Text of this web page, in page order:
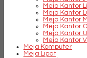
Meja Kantor
Meja Kantor
Meja Kantor
Meja Kantor
Meja Kantor
Meja Kantor
Meja Komputer
Meja Lipat